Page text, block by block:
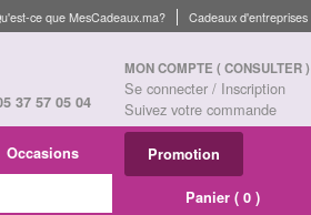
Cadeaux d'entreprises
ce que MesCadeaux.ma?
37 57 05 04
MON COMPTE ( CONSULTER )
Se connecter / Inscription
Suivez votre commande
Occasions Promotion
Panier ( 0 )